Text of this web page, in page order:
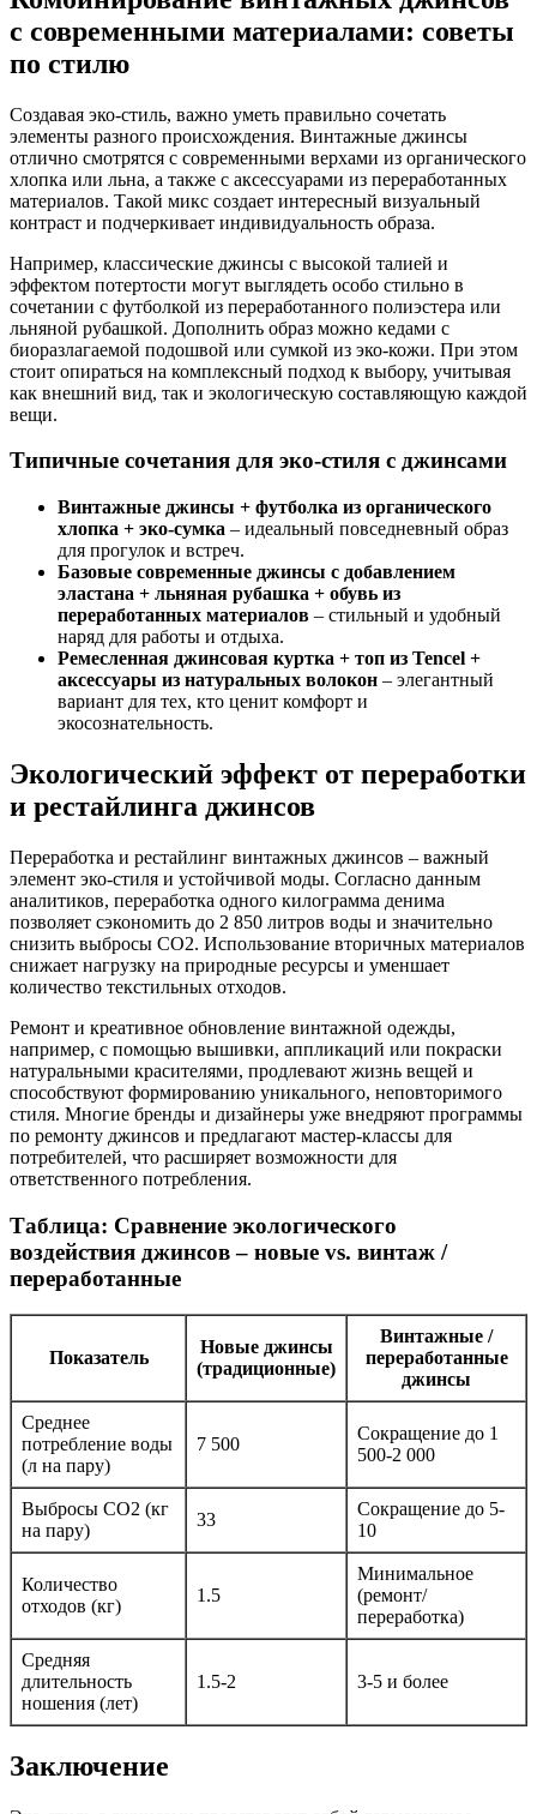
с современными материалами: советы
по стилю
Создавая эко-стиль, важно уметь правильно сочетать
элементы разного происхождения. Винтажные джинсы
отлично смотрятся с современными верхами из органического
хлопка или льна, а также с аксессуарами из переработанных
материалов. Такой микс создает интересный визуальный
контраст и подчеркивает индивидуальность образа.
Например, классические джинсы с высокой талией и
эффектом потертости могут выглядеть особо стильно в
сочетании с футболкой из переработанного полиэстера или
льняной рубашкой. Дополнить образ можно кедами с
биоразлагаемой подошвой или сумкой из эко-кожи. При этом
стоит опираться на комплексный подход к выбору, учитывая
как внешний вид, так и экологическую составляющую каждой
вещи.
Типичные сочетания для эко-стиля с джинсами
Винтажные джинсы + футболка из органического
хлопка + эко-сумка – идеальный повседневный образ
для прогулок и встреч.
Базовые современные джинсы с добавлением
эластана + льняная рубашка + обувь из
переработанных материалов – стильный и удобный
наряд для работы и отдыха.
Ремесленная джинсовая куртка + топ из Tencel +
аксессуары из натуральных волокон – элегантный
вариант для тех, кто ценит комфорт и
экосознательность.
Экологический эффект от переработки
и рестайлинга джинсов
Переработка и рестайлинг винтажных джинсов – важный
элемент эко-стиля и устойчивой моды. Согласно данным
аналитиков, переработка одного килограмма денима
позволяет сэкономить до 2 850 литров воды и значительно
снизить выбросы CO2. Использование вторичных материалов
снижает нагрузку на природные ресурсы и уменшает
количество текстильных отходов.
Ремонт и креативное обновление винтажной одежды,
например, с помощью вышивки, аппликаций или покраски
натуральными красителями, продлевают жизнь вещей и
способствуют формированию уникального, неповторимого
стиля. Многие бренды и дизайнеры уже внедряют программы
по ремонту джинсов и предлагают мастер-классы для
потребителей, что расширяет возможности для
ответственного потребления.
Таблица: Сравнение экологического
воздействия джинсов – новые vs. винтаж /
переработанные
Показатель
Новые джинсы
(традиционные)
Винтажные /
переработанные
джинсы
Среднее
потребление воды
(л на пару)
7 500
Сокращение до 1
500-2 000
Выбросы CO2 (кг
на пару)
33
Сокращение до 5-
10
Количество
отходов (кг)
1.5
Минимальное
(ремонт/
переработка)
Средняя
длительность
ношения (лет)
1.5-2 3-5 и более
Заключение